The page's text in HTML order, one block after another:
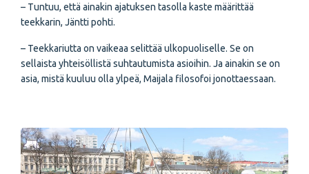
– Tuntuu, että ainakin ajatuksen tasolla kaste määrittää
teekkarin, Jäntti pohti.
– Teekkariutta on vaikeaa selittää ulkopuoliselle. Se on
sellaista yhteisöllistä suhtautumista asioihin. Ja ainakin se on
asia, mistä kuuluu olla ylpeä, Maijala filosofoi jonottaessaan.